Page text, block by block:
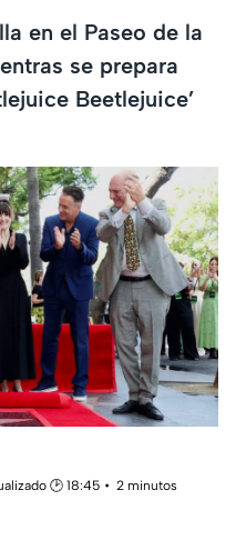
en el Paseo de la
se prepara
Beetlejuice’
🕑 18:45
2 minutos